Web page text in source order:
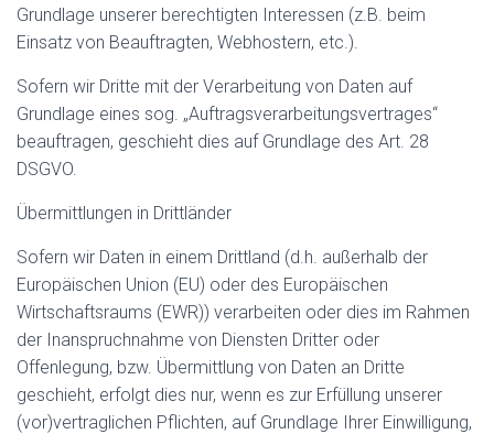
Grundlage unserer berechtigten Interessen (z.B. beim
Einsatz von Beauftragten, Webhostern, etc.).
Sofern wir Dritte mit der Verarbeitung von Daten auf
Grundlage eines sog. „Auftragsverarbeitungsvertrages“
beauftragen, geschieht dies auf Grundlage des Art. 28
DSGVO.
Übermittlungen in Drittländer
Sofern wir Daten in einem Drittland (d.h. außerhalb der
Europäischen Union (EU) oder des Europäischen
Wirtschaftsraums (EWR)) verarbeiten oder dies im Rahmen
der Inanspruchnahme von Diensten Dritter oder
Offenlegung, bzw. Übermittlung von Daten an Dritte
geschieht, erfolgt dies nur, wenn es zur Erfüllung unserer
(vor)vertraglichen Pflichten, auf Grundlage Ihrer Einwilligung,